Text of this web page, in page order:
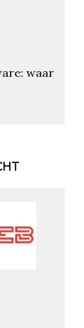
waar